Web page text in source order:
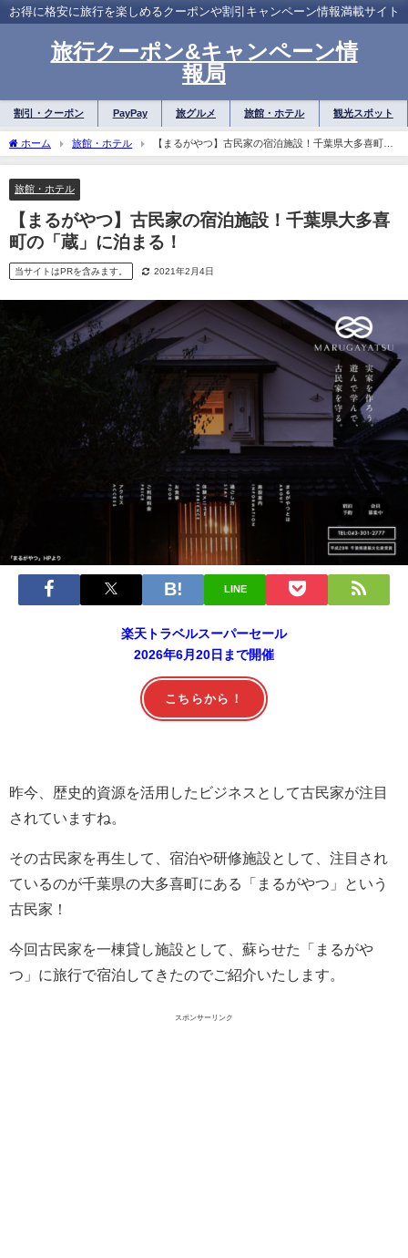
お得に格安に旅行を楽しめるクーポンや割引キャンペーン情報満載サイト
旅行クーポン&キャンペーン情
報局
割引・クーポン PayPay 旅グルメ 旅館・ホテル 観光スポット
ホーム 旅館・ホテル
【まるがやつ】古民家の宿泊施設！千葉県大多喜町の
「蔵」に泊まる！
旅館・ホテル
【まるがやつ】古民家の宿泊施設！千葉県大多喜
町の「蔵」に泊まる！
当サイトはPRを含みます。 2021年2月4日
LINE
楽天トラベルスーパーセール
2026年6月20日まで開催
こちらから！
昨今、歴史的資源を活用したビジネスとして古民家が注目
されていますね。
その古民家を再生して、宿泊や研修施設として、注目され
ているのが千葉県の大多喜町にある「まるがやつ」という
古民家！
今回古民家を一棟貸し施設として、蘇らせた「まるがや
つ」に旅行で宿泊してきたのでご紹介いたします。
スポンサーリンク